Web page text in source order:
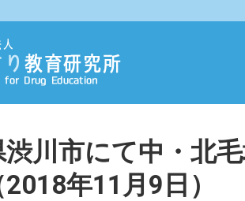
川市にて中・北
年11月9日）